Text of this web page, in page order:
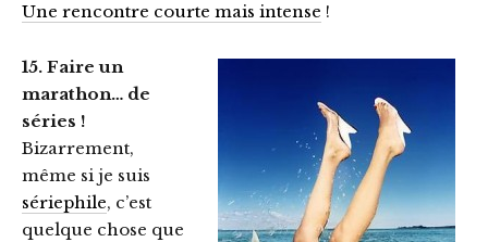
Une rencontre courte mais intense !
15. Faire un
marathon… de
séries !
Bizarrement,
même si je suis
sériephile, c’est
quelque chose que